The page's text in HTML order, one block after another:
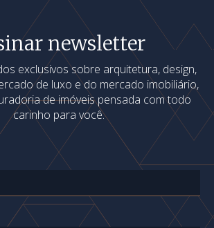
newsletter
exclusivos sobre arquitetura, design,
de luxo e do mercado imobiliário,
de imóveis pensada com todo
carinho para você.